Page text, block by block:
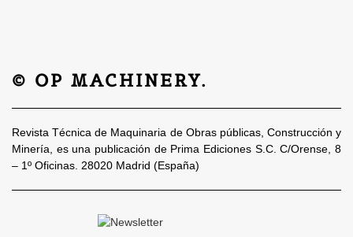
© OP MACHINERY.
Revista Técnica de Maquinaria de Obras públicas, Construcción y
Minería, es una publicación de Prima Ediciones S.C. C/Orense, 8
– 1º Oficinas. 28020 Madrid (España)